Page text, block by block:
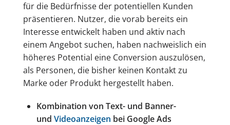
für die Bedürfnisse der potentiellen Kunden
präsentieren. Nutzer, die vorab bereits ein
Interesse entwickelt haben und aktiv nach
einem Angebot suchen, haben nachweislich ein
höheres Potential eine Conversion auszulösen,
als Personen, die bisher keinen Kontakt zu
Marke oder Produkt hergestellt haben.
Kombination von Text- und Banner-
undVideoanzeigen bei Google Ads